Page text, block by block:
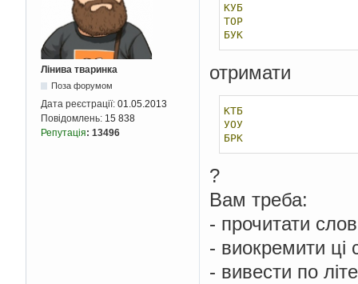
Лінива тваринка
Поза форумом
Дата реєстрації: 01.05.2013
Повідомлень: 15 838
Репутація: 13496
КУБ
ТОР
БУК
отримати
КТБ
УОУ
БРК
?
Вам треба:
- прочитати
- виокремити ці
- вивести по